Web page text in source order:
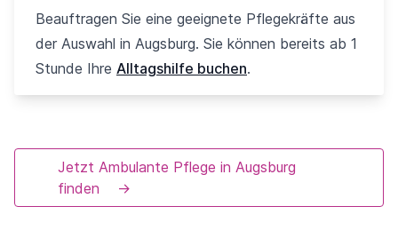
Beauftragen Sie eine geeignete Pflegekräfte aus
der Auswahl in Augsburg. Sie können bereits ab 1
Stunde Ihre Alltagshilfe buchen.
Jetzt Ambulante Pflege in Augsburg
finden
→